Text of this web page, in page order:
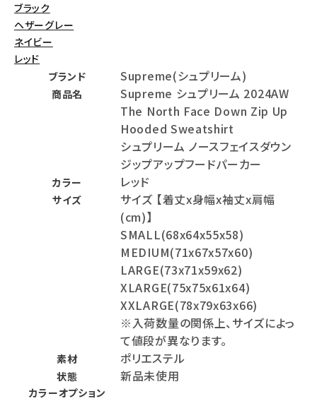
ブラック
ヘザーグレー
ネイビー
レッド
ブランド
Supreme(シュプリーム)
商品名
Supreme シュプリーム 2024AW
The North Face Down Zip Up
Hooded Sweatshirt
シュプリーム ノースフェイスダウン
ジップアップフードパーカー
カラー レッド
サイズ
サイズ 【着丈x身幅x袖丈x肩幅
(cm)】
SMALL(68x64x55x58)
MEDIUM(71x67x57x60)
LARGE(73x71x59x62)
XLARGE(75x75x61x64)
XXLARGE(78x79x63x66)
※入荷数量の関係上、サイズによっ
て値段が異なります。
素材 ポリエステル
状態 新品未使用
カラーオプション